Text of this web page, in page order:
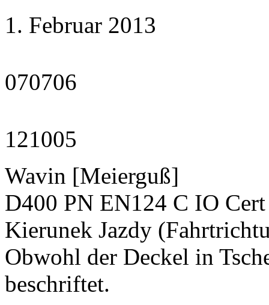
1. Februar 2013
070706
121005
Wavin [Meierguß]
D400 PN EN124 C IO Cert
Kierunek Jazdy
Obwohl der Deckel in
beschriftet.